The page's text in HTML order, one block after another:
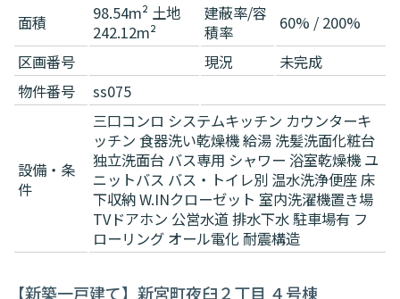
面積
98.54m² 土地
242.12m²
建蔽率/容
積率
60% / 200%
区画番号
現況
未完成
物件番号
ss075
設備・条
件
三口コンロ システムキッチン カウンターキ
ッチン 食器洗い乾燥機給湯洗髪洗面化粧台
独立洗面台 バス専用 シャワー 浴室乾燥機 ユ
ニットバス バス・トイレ別 温水洗浄便座床
下収納W.INクローゼット 室内洗濯機置き場
TVドアホン 公営水道排水下水駐車場有 フ
ローリング オール電化 耐震構造
【新築一戸建て】新宮町夜臼２丁目 ４号棟